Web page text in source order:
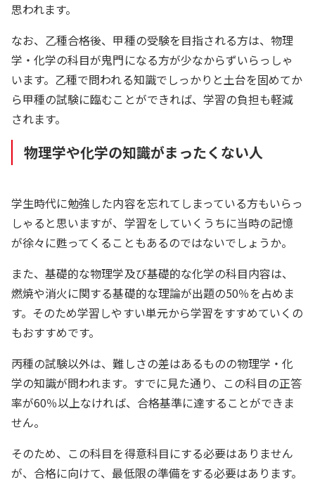
思われます。
なお、乙種合格後、甲種の受験を目指される方は、物理
学・化学の科目が鬼門になる方が少なからずいらっしゃ
います。乙種で問われる知識でしっかりと土台を固めてか
ら甲種の試験に臨むことができれば、学習の負担も軽減
されます。
物理学や化学の知識がまったくない人
学生時代に勉強した内容を忘れてしまっている方もいらっ
しゃると思いますが、学習をしていくうちに当時の記憶
が徐々に甦ってくることもあるのではないでしょうか。
また、基礎的な物理学及び基礎的な化学の科目内容は、
燃焼や消火に関する基礎的な理論が出題の50％を占めま
す。そのため学習しやすい単元から学習をすすめていくの
もおすすめです。
丙種の試験以外は、難しさの差はあるものの物理学・化
学の知識が問われます。すでに見た通り、この科目の正答
率が60％以上なければ、合格基準に達することができま
せん。
そのため、この科目を得意科目にする必要はありません
が、合格に向けて、最低限の準備をする必要はあります。